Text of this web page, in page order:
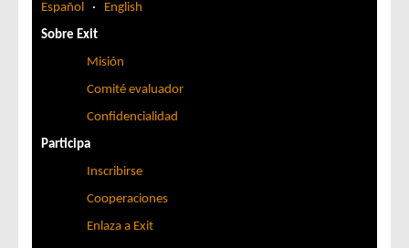
Español · English
Sobre Exit
Misión
Comité evaluador
Confidencialidad
Participa
Inscribirse
Cooperaciones
Enlaza a Exit